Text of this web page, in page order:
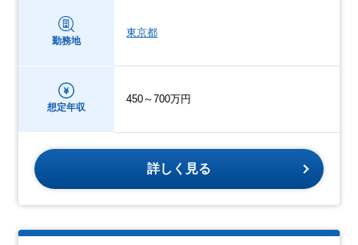
勤務地
東京都
想定年収
450～700万円
詳しく見る